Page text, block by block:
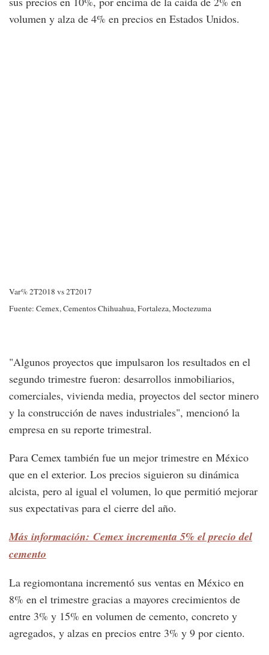
volumen y alza de 4% en precios en Estados Unidos.
Var% 2T2018 vs 2T2017
Fuente: Cemex, Cementos Chihuahua, Fortaleza, Moctezuma
"Algunos proyectos que impulsaron los resultados en el
segundo trimestre fueron: desarrollos inmobiliarios,
comerciales, vivienda media, proyectos del sector minero
y la construcción de naves industriales", mencionó la
empresa en su reporte trimestral.
Para Cemex también fue un mejor trimestre en México
que en el exterior. Los precios siguieron su dinámica
alcista, pero al igual el volumen, lo que permitió mejorar
sus expectativas para el cierre del año.
Más información: Cemex incrementa 5% el precio del
cemento
La regiomontana incrementó sus ventas en México en
8% en el trimestre gracias a mayores crecimientos de
entre 3% y 15% en volumen de cemento, concreto y
agregados, y alzas en precios entre 3% y 9 por ciento.